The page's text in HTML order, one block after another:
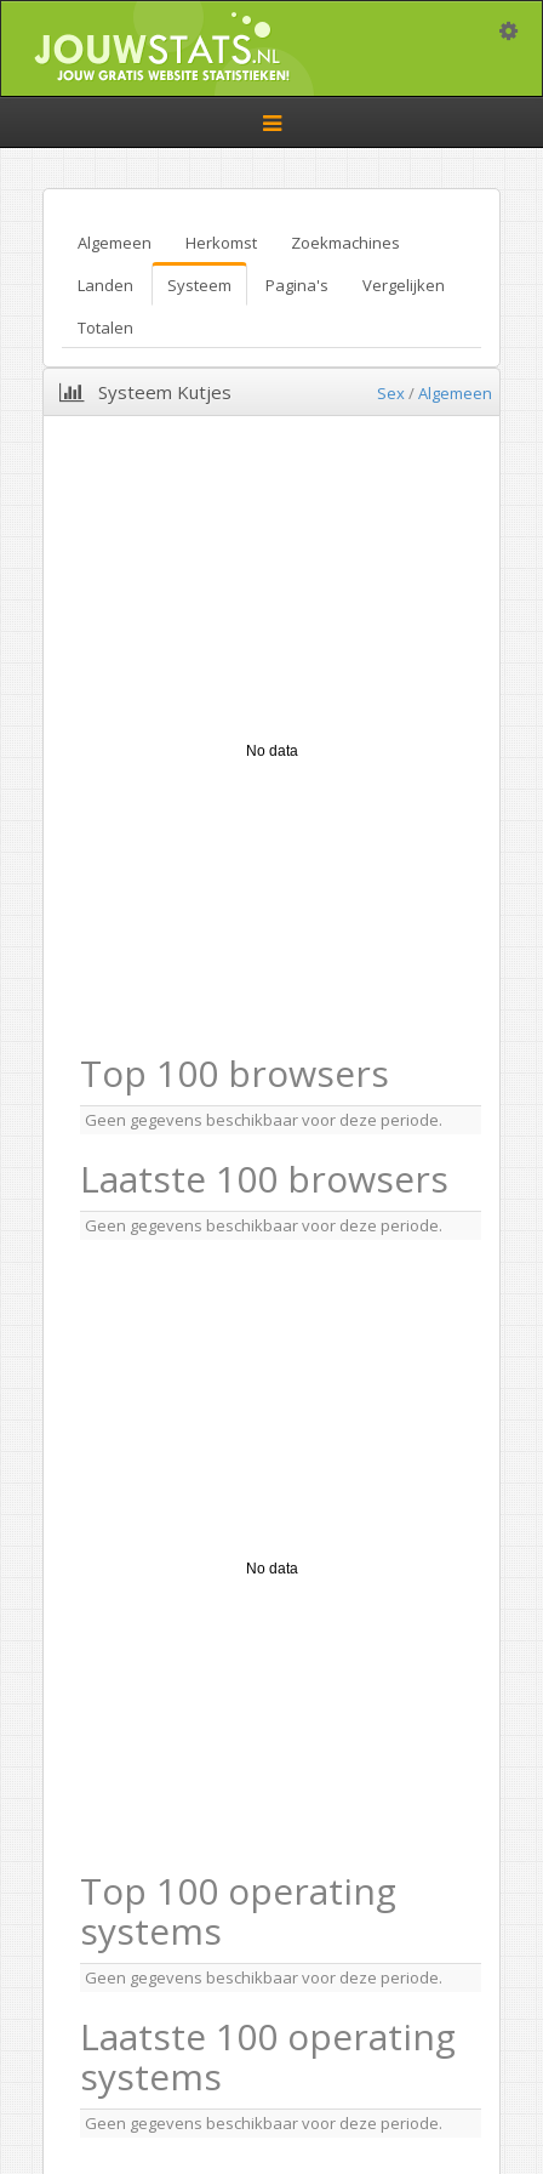
Toggle
navigation
Algemeen Herkomst
Zoekmachines
Landen
Systeem Pagina's
Vergelijken
Totalen
Systeem Kutjes Sex/Algemeen
No data
Top 100 browsers
Geen gegevens beschikbaar voor deze periode.
Laatste 100 browsers
Geen gegevens beschikbaar voor deze periode.
No data
Top 100 operating
systems
Geen gegevens beschikbaar voor deze periode.
Laatste 100 operating
systems
Geen gegevens beschikbaar voor deze periode.